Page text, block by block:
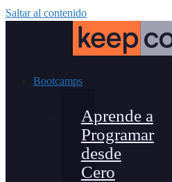
Saltar al contenido
Bootcamps
Aprende a
Programar
desde
Cero